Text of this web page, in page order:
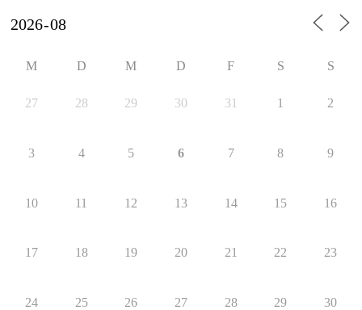
M D M D F S S
27 28 29 30 31 1 2
3 4 5 6 7 8 9
10 11 12 13 14 15 16
17 18 19 20 21 22 23
24 25 26 27 28 29 30